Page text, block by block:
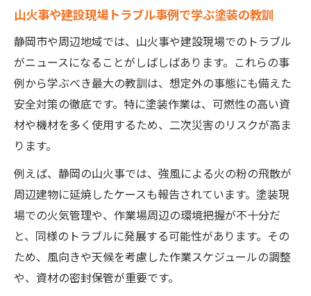
山火事や建設現場トラブル事例で学ぶ塗装の教訓
静岡市や周辺地域では、山火事や建設現場でのトラブル
がニュースになることがしばしばあります。これらの事
例から学ぶべき最大の教訓は、想定外の事態にも備えた
安全対策の徹底です。特に塗装作業は、可燃性の高い資
材や機材を多く使用するため、二次災害のリスクが高ま
ります。
例えば、静岡の山火事では、強風による火の粉の飛散が
周辺建物に延焼したケースも報告されています。塗装現
場での火気管理や、作業場周辺の環境把握が不十分だ
と、同様のトラブルに発展する可能性があります。その
ため、風向きや天候を考慮した作業スケジュールの調整
や、資材の密封保管が重要です。